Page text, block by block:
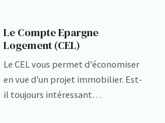
Le Compte Epargne
Logement (CEL)
Le CEL vous permet d'économiser
en vue d'un projet immobilier. Est-
il toujours intéressant…